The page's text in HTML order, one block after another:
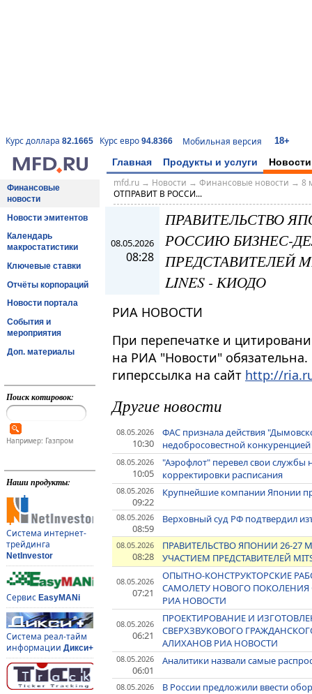
Курс доллара 82.1665 Курс евро 94.8366 Мобильная версия 18+
Главная Продукты и услуги Новости
Финансовые
новости
Новости эмитентов
Календарь
макростатистики
Ключевые ставки
Отчёты корпораций
Новости портала
События и
мероприятия
Доп. материалы
Поиск котировок:
Например: Газпром
Наши продукты:
Система интернет-
трейдинга
NetInvestor
Сервис EasyMANi
Система реал-тайм
информации Дикси+
mfd.ru→ Новости → Финансовые новости → 8
ОТПРАВИТ В РОССИ...
08.05.2026
08:28
ПРАВИТЕЛЬСТВО
РОССИЮ БИЗНЕС-
ПРЕДСТАВИТЕЛЕЙ
LINES - КИОДО
РИА НОВОСТИ
При перепечатке и
на РИА "Новости"
гиперссылка на сайт http://
Другие новости
08.05.2026
10:30
ФАС признала действия
недобросовестной конкуренцией
08.05.2026
10:05
"Аэрофлот" перевел свои
корректировки расписания
08.05.2026
09:22
Крупнейшие компании Японии
08.05.2026
08:59
Верховный суд РФ подтвердил
08.05.2026
08:28
ПРАВИТЕЛЬСТВО ЯПОНИИ 26-27
УЧАСТИЕМ ПРЕДСТАВИТЕЛЕЙ
08.05.2026
07:21
ОПЫТНО-КОНСТРУКТОРСКИЕ
САМОЛЕТУ НОВОГО ПОКОЛЕНИЯ
РИА НОВОСТИ
08.05.2026
06:21
ПРОЕКТИРОВАНИЕ И
СВЕРХЗВУКОВОГО
АЛИХАНОВ РИА НОВОСТИ
08.05.2026
06:01
Аналитики назвали самые
08.05.2026
В России предложили ввести